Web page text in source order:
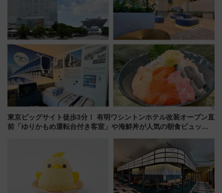
東京ビッグサイト徒歩3分！ 有明ワシントンホテル改装オープン直
前「ゆりかもめ運転台付き客室」や海鮮丼が人気の朝食ビュッフ